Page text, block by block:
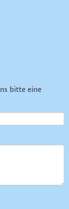
bitte eine